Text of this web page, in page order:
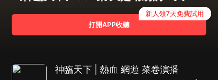
打開APP收聽
新人領7天免費試用
神臨天下 | 熱血 網遊 菜卷演播